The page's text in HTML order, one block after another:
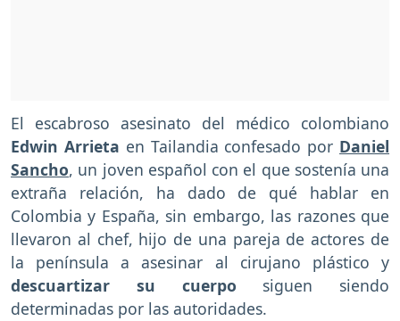
El escabroso asesinato del médico colombiano
Edwin Arrieta en Tailandia confesado por Daniel
Sancho, un joven español con el que sostenía una
extraña relación, ha dado de qué hablar en
Colombia y España, sin embargo, las razones que
llevaron al chef, hijo de una pareja de actores de
la península a asesinar al cirujano plástico y
descuartizar su cuerpo siguen siendo
determinadas por las autoridades.